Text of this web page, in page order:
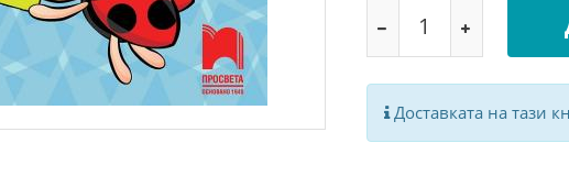
Доставката на тази